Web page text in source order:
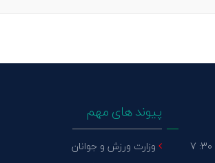
پیوند های مهم
وزارت ورزش و جوانان